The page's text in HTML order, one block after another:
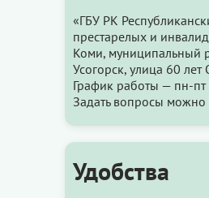
«ГБУ РК
престарелых и
Коми, муниципальный
Усогорск, улица 60 лет
График работы — пн-
Задать вопросы
Удобства